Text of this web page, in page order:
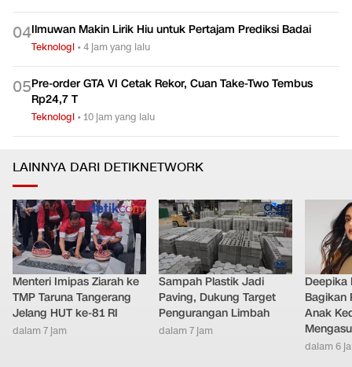
04Ilmuwan Makin Lirik Hiu untuk Pertajam Prediksi Badai
Teknologi •4 jam yang lalu
05Pre-order GTA VI Cetak Rekor, Cuan Take-Two Tembus
Rp24,7 T
Teknologi •10 jam yang lalu
LAINNYA DARI DETIKNETWORK
Menteri Imipas Ziarah ke
TMP Taruna Tangerang
Jelang HUT ke-81 RI
dalam 7 jam
Sampah Plastik Jadi
Paving, Dukung Target
Pengurangan Limbah
dalam 7 jam
Deepika
Bagikan
Anak
dalam 6